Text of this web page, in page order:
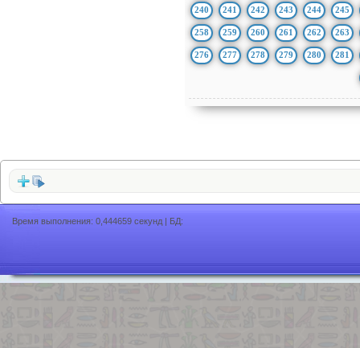
240 241 242 243 244 245
258 259 260 261 262 263
276 277 278 279 280 281
Время выполнения: 0,444659 секунд | БД: